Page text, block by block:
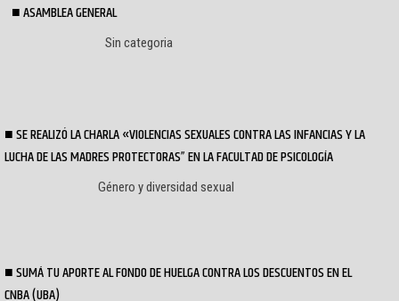
ASAMBLEA GENERAL
Sin categoria
SE REALIZÓ LA CHARLA «VIOLENCIAS SEXUALES CONTRA LAS INFANCIAS Y LA
LUCHA DE LAS MADRES PROTECTORAS” EN LA FACULTAD DE PSICOLOGÍA
Género y diversidad sexual
SUMÁ TU APORTE AL FONDO DE HUELGA CONTRA LOS DESCUENTOS EN EL
CNBA (UBA)